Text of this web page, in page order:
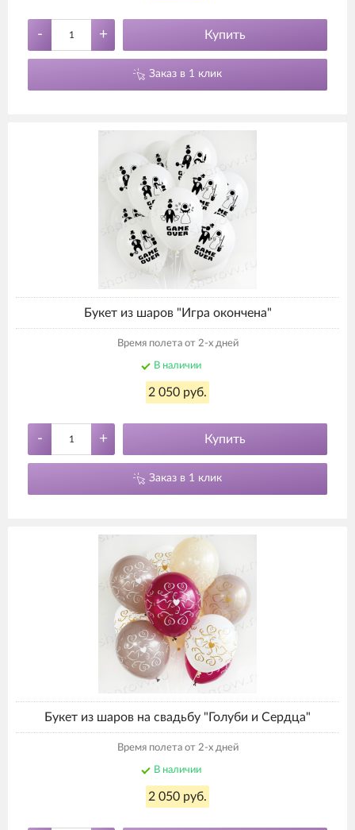
- + Купить
Заказ в 1 клик
Букет из шаров "Игра окончена"
Время полета от 2-х дней
В наличии
2 050 руб.
- + Купить
Заказ в 1 клик
Букет из шаров на свадьбу "Голуби и Сердца"
Время полета от 2-х дней
В наличии
2 050 руб.